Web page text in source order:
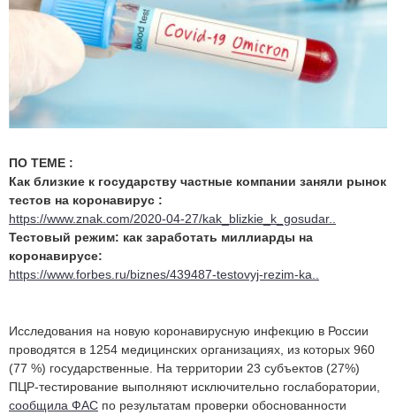
ПО ТЕМЕ :
Как близкие к государству частные компании заняли рынок
тестов на коронавирус :
https://www.znak.com/2020-04-27/kak_blizkie_k_gosudar..
Тестовый режим: как заработать миллиарды на
коронавирусе:
https://www.forbes.ru/biznes/439487-testovyj-rezim-ka..
Исследования на новую коронавирусную инфекцию в России
проводятся в 1254 медицинских организациях, из которых 960
(77 %) государственные. На территории 23 субъектов (27%)
ПЦР-тестирование выполняют исключительно гослаборатории,
сообщила ФАС по результатам проверки обоснованности